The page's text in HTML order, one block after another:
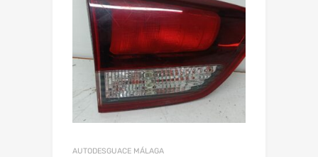
AUTODESGUACE MÁLAGA